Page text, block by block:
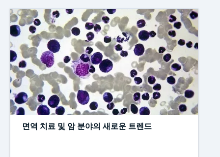
면역 치료 및 암 분야의 새로운 트렌드